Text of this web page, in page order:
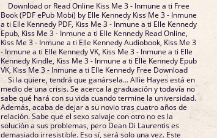
Download or Read Online Kiss Me 3 - Inmune a ti Free
Book (PDF ePub Mobi) by Elle Kennedy Kiss Me 3 - Inmune
a ti Elle Kennedy PDF, Kiss Me 3 - Inmune a ti Elle Kennedy
Epub, Kiss Me 3 - Inmune a ti Elle Kennedy Read Online,
Kiss Me 3 - Inmune a ti Elle Kennedy Audiobook, Kiss Me 3
- Inmune a ti Elle Kennedy VK, Kiss Me 3 - Inmune a ti Elle
Kennedy Kindle, Kiss Me 3 - Inmune a ti Elle Kennedy Epub
VK, Kiss Me 3 - Inmune a ti Elle Kennedy Free Download
Si la quiere, tendrá que ganársela... Allie Hayes está en
medio de una crisis. Se acerca la graduación y todavía no
sabe qué hará con su vida cuando termine la universidad.
Además, acaba de dejar a su novio tras cuatro años de
relación. Sabe que el sexo salvaje con otro no es la
solución a sus problemas, pero Dean Di Laurentis es
demasiado irresistible. Eso sí, será solo una vez. Este